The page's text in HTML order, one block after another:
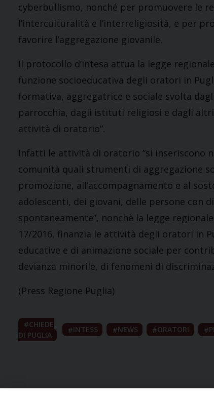
cyberbullismo, nonché per promuovere le
l’interculturalità e l’interreligiosità, e per
favorire l’aggregazione giovanile.
Il protocollo d’intesa attua la legge
funzione socioeducativa degli oratori in
formativa, aggregatrice e sociale svolta
parrocchia, dagli istituti religiosi e dagli
attività di oratorio”.
Infatti le attività di oratorio “si inseriscono
comunità quali strumenti di aggregazione
promozione, all’accompagnamento e al
adolescenti, dei giovani, delle persone con
spontaneamente”, nonchè la legge
17/2016, finanzia le attività degli oratori in
educative e di animazione sociale per
devianza minorile, di fenomeni di
(Press Regione Puglia)
CHIEDE
DI PUGLIA
INTESS NEWS ORATORI